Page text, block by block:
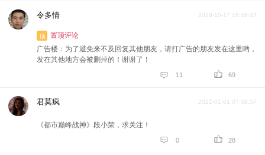
令多情 2018-10-17 16:46:47
顶
置顶评论
广告楼：为了避免来不及回复其他朋友，请打广告的朋友发在这里哟，
发在其他地方会被删掉的！谢谢了！
 11  69
君莫疯 2022-01-01 07:58:57
《都市巅峰战神》段小荣，求关注！
 0  28